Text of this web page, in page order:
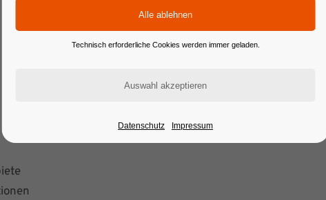
Technisch erforderliche Cookies werden immer geladen.
Datenschutz Impressum